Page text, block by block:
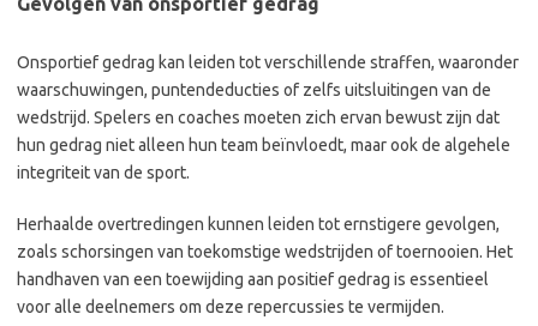
Onsportief gedrag kan leiden tot verschillende straffen, waaronder
waarschuwingen, puntendeducties of zelfs uitsluitingen van de
wedstrijd. Spelers en coaches moeten zich ervan bewust zijn dat
hun gedrag niet alleen hun team beïnvloedt, maar ook de algehele
integriteit van de sport.
Herhaalde overtredingen kunnen leiden tot ernstigere gevolgen,
zoals schorsingen van toekomstige wedstrijden of toernooien. Het
handhaven van een toewijding aan positief gedrag is essentieel
voor alle deelnemers om deze repercussies te vermijden.